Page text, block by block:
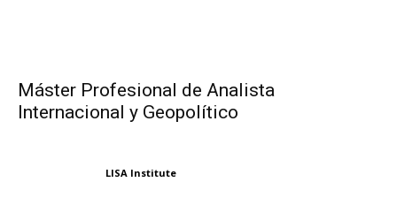
Máster Profesional de Analista
Internacional y Geopolítico
LISA Institute